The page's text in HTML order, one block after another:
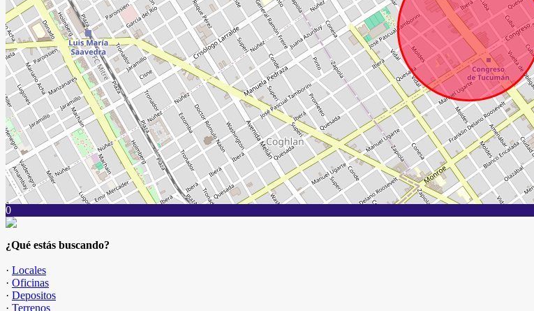
0
¿Qué estás buscando?
· Locales
· Oficinas
· Depositos
· Terrenos